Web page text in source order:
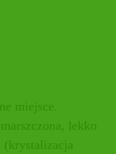
miejsce.
lekko
(krystalizacja